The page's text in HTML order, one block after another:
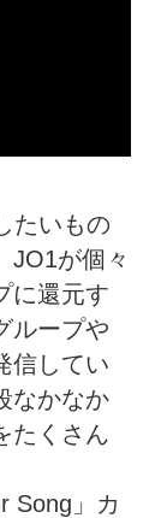
たいもの
JO1が個々
に還元す
ループや
信してい
なかなか
たくさん
Song」カ